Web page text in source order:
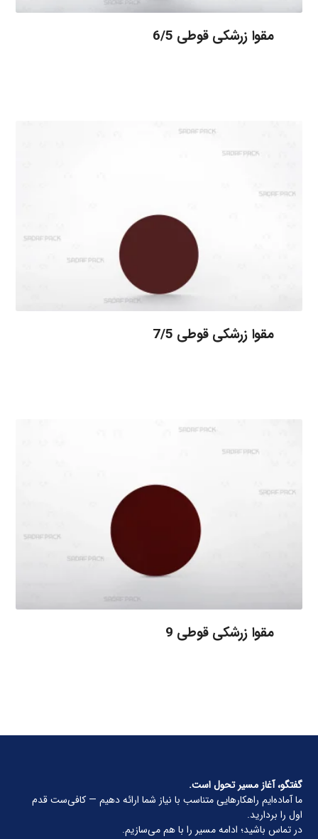
مقوا زرشکی قوطی 6/5
مقوا زرشکی قوطی 7/5
مقوا زرشکی قوطی 9
گفتگو، آغاز مسیر تحول است.
ما آماده‌ایم راهکارهایی متناسب با نیاز شما ارائه دهیم — کافی‌ست قدم
اول را بردارید.
در تماس باشید؛ ادامه مسیر را با هم می‌سازیم.